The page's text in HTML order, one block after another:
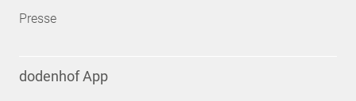
Presse
dodenhof App